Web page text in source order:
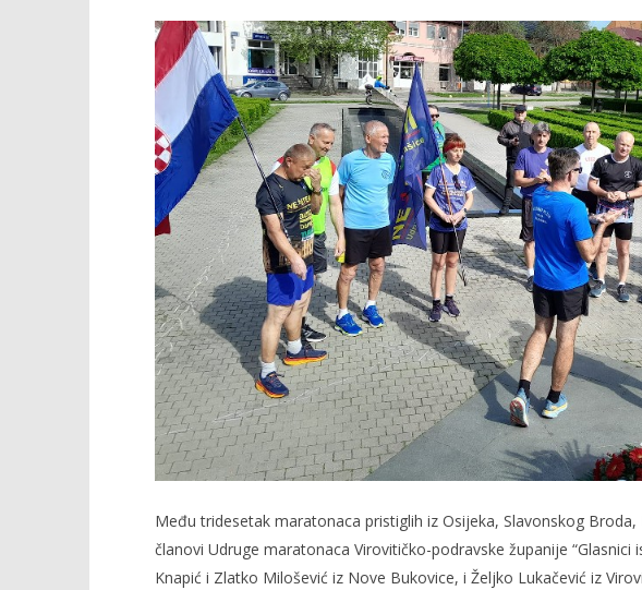
TRENUTNO OTVORENO
Glasnici istine trčali u povodu
28. obljetnice VRA Bljesak
02.05.2023.
slatina.net
Popis poslova na području
02.05.2023.
slatina.net
Među tridesetak maratonaca pristiglih iz Osijeka, Slavonskog
članovi Udruge maratonaca Virovitičko-podravske županije “Glasnici
Knapić i Zlatko Milošević iz Nove Bukovice, i Željko Lukačević iz